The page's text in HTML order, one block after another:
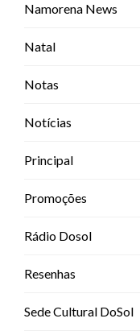
Namorena News
Natal
Notas
Notícias
Principal
Promoções
Rádio Dosol
Resenhas
Sede Cultural DoSol